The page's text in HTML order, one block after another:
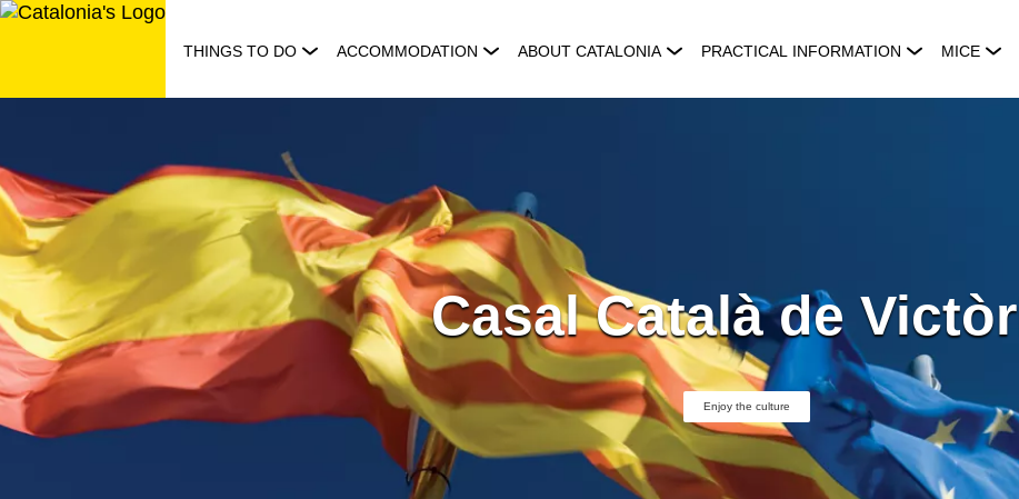
Skip
THINGS TO DO ACCOMMODATION ABOUT CATALONIA PRACTICAL INFORMATION MICE
Casal Català de
Enjoy the culture